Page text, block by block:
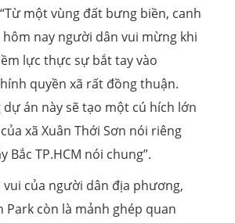
một vùng đất bưng biền, canh
nay người dân vui mừng khi
lực thực sự bắt tay vào
quyền xã rất đồng thuận.
dự án này sẽ tạo một cú hích lớn
xã Xuân Thới Sơn nói riêng
Bắc TP.HCM nói chung”.
vui của người dân địa phương,
Park còn là mảnh ghép quan